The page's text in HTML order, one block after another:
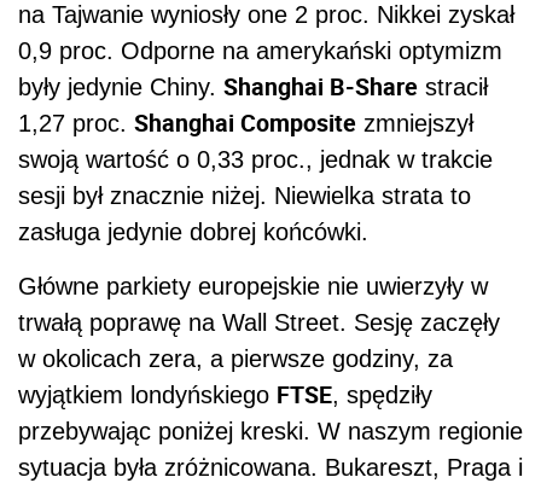
na Tajwanie wyniosły one 2 proc. Nikkei zyskał
0,9 proc. Odporne na amerykański optymizm
były jedynie Chiny. Shanghai B-Share stracił
1,27 proc. Shanghai Composite zmniejszył
swoją wartość o 0,33 proc., jednak w trakcie
sesji był znacznie niżej. Niewielka strata to
zasługa jedynie dobrej końcówki.
Główne parkiety europejskie nie uwierzyły w
trwałą poprawę na Wall Street. Sesję zaczęły
w okolicach zera, a pierwsze godziny, za
wyjątkiem londyńskiego FTSE, spędziły
przebywając poniżej kreski. W naszym regionie
sytuacja była zróżnicowana. Bukareszt, Praga i